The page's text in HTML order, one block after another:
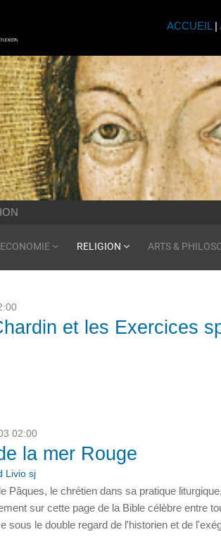
ACCUEIL |
RELIGION ARTS &
et les Exercices
02:00
la mer Rouge
Livio sj
Pâques, le chrétien dans sa pratique
sur cette page de la Bible célèbre entre
sous le double regard de l'historien et de